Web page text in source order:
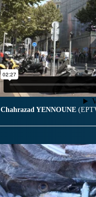
Chahrazad YENNOUNE